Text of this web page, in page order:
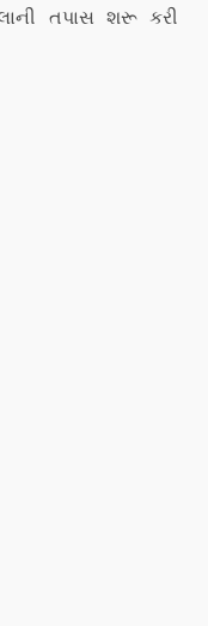
તપાસ શરૂ કરી